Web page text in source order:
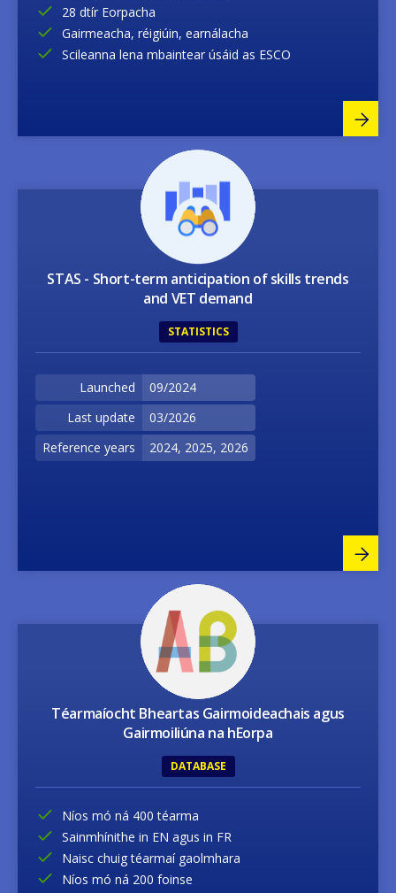
28 dtír Eorpacha
Gairmeacha, réigiúin, earnálacha
Scileanna lena mbaintear úsáid as ESCO
Image
STAS - Short-term anticipation of skills trends
and VET demand
STATISTICS
Launched
09/2024
Last update
03/2026
Reference years
2024, 2025, 2026
Image
Téarmaíocht Bheartas Gairmoideachais agus
Gairmoiliúna na hEorpa
DATABASE
Níos mó ná 400 téarma
Sainmhínithe in EN agus in FR
Naisc chuig téarmaí gaolmhara
Níos mó ná 200 foinse